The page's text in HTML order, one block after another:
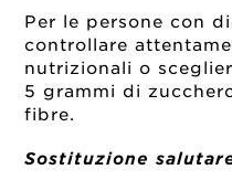
Per le persone con
controllare
nutrizionali o
5 grammi di
fibre.
Sostituzione